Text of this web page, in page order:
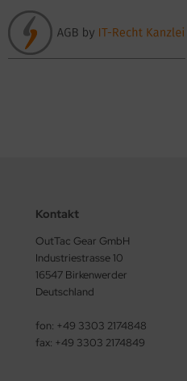
Kontakt
OutTac Gear GmbH
Industriestrasse 10
16547 Birkenwerder
Deutschland
fon: +49 3303 2174848
fax: +49 3303 2174849